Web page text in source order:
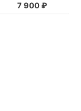
7 900 ₽